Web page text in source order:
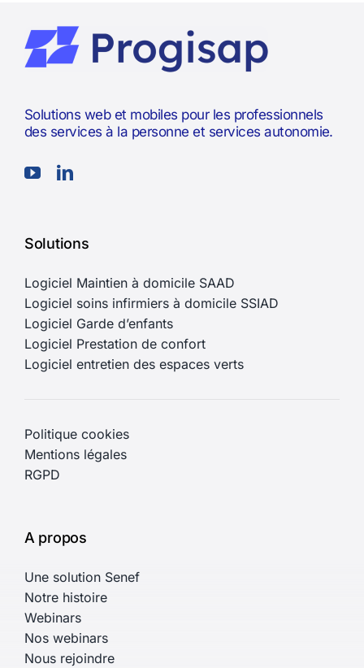
Solutions web et mobiles pour les professionnels
des services à la personne et services autonomie.
Solutions
Logiciel Maintien à domicile SAAD
Logiciel soins infirmiers à domicile SSIAD
Logiciel Garde d’enfants
Logiciel Prestation de confort
Logiciel entretien des espaces verts
Politique cookies
Mentions légales
RGPD
A propos
Une solution Senef
Notre histoire
Webinars
Nos webinars
Nous rejoindre